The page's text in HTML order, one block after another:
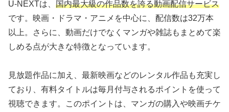
U-NEXTは、 国内最大級の作品数を誇る動画配信サービス
です。映画・ドラマ・アニメを中心に、配信数は32万本
以上。さらに、動画だけでなくマンガや雑誌もまとめて楽
しめる点が大きな特徴となっています。
見放題作品に加え、最新映画などのレンタル作品も充実し
ており、有料タイトルは毎月付与されるポイントを使って
視聴できます。このポイントは、マンガの購入や映画チケ